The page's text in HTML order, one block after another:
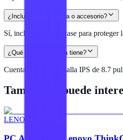
¿Incluye alguna funda o accesorio?
Sí, incluye un folio case para proteger
¿Qué tipo de pantalla tiene?
Cuenta con una pantalla IPS de 8.7
También te puede
LENOVO